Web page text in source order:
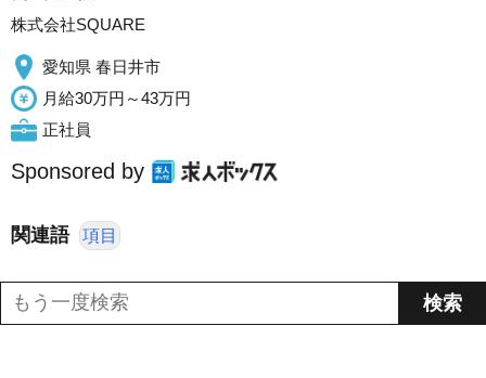
株式会社SQUARE
愛知県 春日井市
月給30万円～43万円
正社員
Sponsored by
関連語 項目